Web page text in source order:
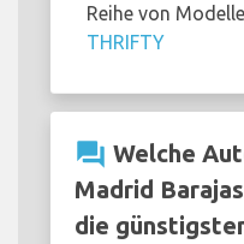
Reihe von
THRIFTY
question_answer Welche
Madrid
die